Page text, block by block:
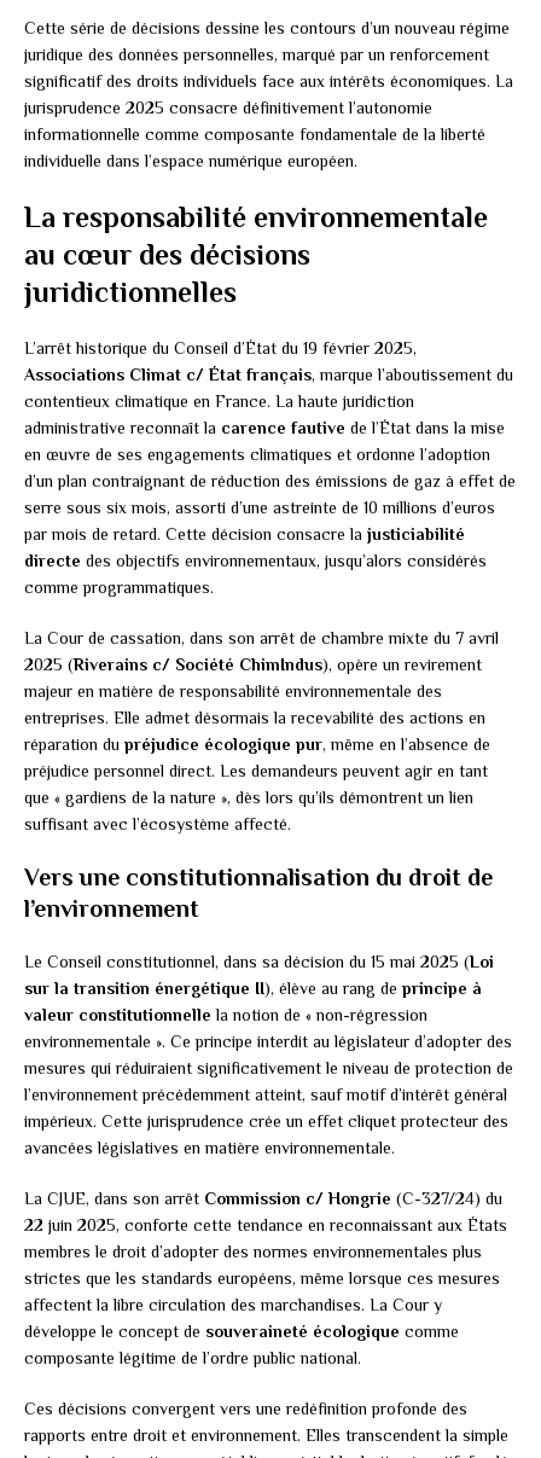
Cette série de décisions dessine les contours d’un nouveau régime
juridique des données personnelles, marqué par un renforcement
significatif des droits individuels face aux intérêts économiques. La
jurisprudence 2025 consacre définitivement l’autonomie
informationnelle comme composante fondamentale de la liberté
individuelle dans l’espace numérique européen.
La responsabilité environnementale
au cœur des décisions
juridictionnelles
L’arrêt historique du Conseil d’État du 19 février 2025,
Associations Climat c/ État français, marque l’aboutissement du
contentieux climatique en France. La haute juridiction
administrative reconnaît la carence fautive de l’État dans la mise
en œuvre de ses engagements climatiques et ordonne l’adoption
d’un plan contraignant de réduction des émissions de gaz à effet de
serre sous six mois, assorti d’une astreinte de 10 millions d’euros
par mois de retard. Cette décision consacre la justiciabilité
directe des objectifs environnementaux, jusqu’alors considérés
comme programmatiques.
La Cour de cassation, dans son arrêt de chambre mixte du 7 avril
2025 (Riverains c/ Société ChimIndus), opère un revirement
majeur en matière de responsabilité environnementale des
entreprises. Elle admet désormais la recevabilité des actions en
réparation du préjudice écologique pur, même en l’absence de
préjudice personnel direct. Les demandeurs peuvent agir en tant
que « gardiens de la nature », dès lors qu’ils démontrent un lien
suffisant avec l’écosystème affecté.
Vers une constitutionnalisation du droit de
l’environnement
Le Conseil constitutionnel, dans sa décision du 15 mai 2025 (Loi
sur la transition énergétique II), élève au rang de principe à
valeur constitutionnelle la notion de « non-régression
environnementale ». Ce principe interdit au législateur d’adopter des
mesures qui réduiraient significativement le niveau de protection de
l’environnement précédemment atteint, sauf motif d’intérêt général
impérieux. Cette jurisprudence crée un effet cliquet protecteur des
avancées législatives en matière environnementale.
La CJUE, dans son arrêt Commission c/ Hongrie (C-327/24) du
22 juin 2025, conforte cette tendance en reconnaissant aux États
membres le droit d’adopter des normes environnementales plus
strictes que les standards européens, même lorsque ces mesures
affectent la libre circulation des marchandises. La Cour y
développe le concept de souveraineté écologique comme
composante légitime de l’ordre public national.
Ces décisions convergent vers une redéfinition profonde des
rapports entre droit et environnement. Elles transcendent la simple